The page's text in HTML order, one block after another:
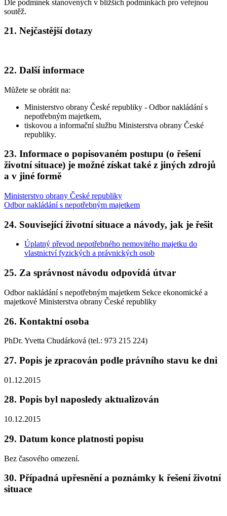
Dle podmínek stanovených v bližších podmínkách pro veřejnou
soutěž.
21. Nejčastější dotazy
22. Další informace
Můžete se obrátit na:
Ministerstvo obrany České republiky - Odbor nakládání s
nepotřebným majetkem,
tiskovou a informační službu Ministerstva obrany České
republiky.
23. Informace o popisovaném postupu (o řešení
životní situace) je možné získat také z jiných zdrojů
a v jiné formě
Ministerstvo obrany České republiky
Odbor nakládání s nepotřebným majetkem
24. Související životní situace a návody, jak je řešit
Úplatný převod nepotřebného nemovitého majetku do
vlastnictví fyzických a právnických osob
25. Za správnost návodu odpovídá útvar
Odbor nakládání s nepotřebným majetkem Sekce ekonomické a
majetkové Ministerstva obrany České republiky
26. Kontaktní osoba
PhDr. Yvetta Chudárková (tel.: 973 215 224)
27. Popis je zpracován podle právního stavu ke dni
01.12.2015
28. Popis byl naposledy aktualizován
10.12.2015
29. Datum konce platnosti popisu
Bez časového omezení.
30. Případná upřesnění a poznámky k řešení životní
situace